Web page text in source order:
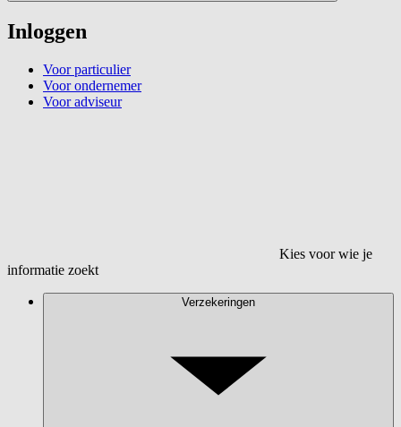
Inloggen
Voor particulier
Voor ondernemer
Voor adviseur
Kies voor wie je
informatie zoekt
Verzekeringen